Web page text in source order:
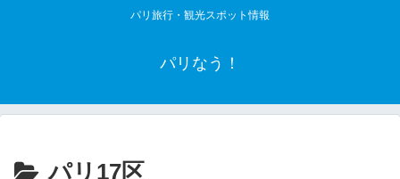
パリ旅行・観光スポット情報
パリなう！
パリ17区